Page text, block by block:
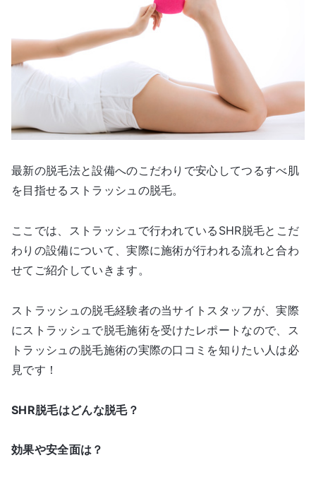
最新の脱毛法と設備へのこだわりで安心してつるすべ肌
を目指せるストラッシュの脱毛。
ここでは、ストラッシュで行われているSHR脱毛とこだ
わりの設備について、実際に施術が行われる流れと合わ
せてご紹介していきます。
ストラッシュの脱毛経験者の当サイトスタッフが、実際
にストラッシュで脱毛施術を受けたレポートなので、ス
トラッシュの脱毛施術の実際の口コミを知りたい人は必
見です！
SHR脱毛はどんな脱毛？
効果や安全面は？